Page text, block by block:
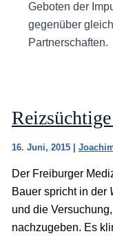
Geboten der
gegenüber
Partnerschaften.
16. Juni, 2015
Der Freiburger
Bauer spricht in der
und die
nachzugeben. Es